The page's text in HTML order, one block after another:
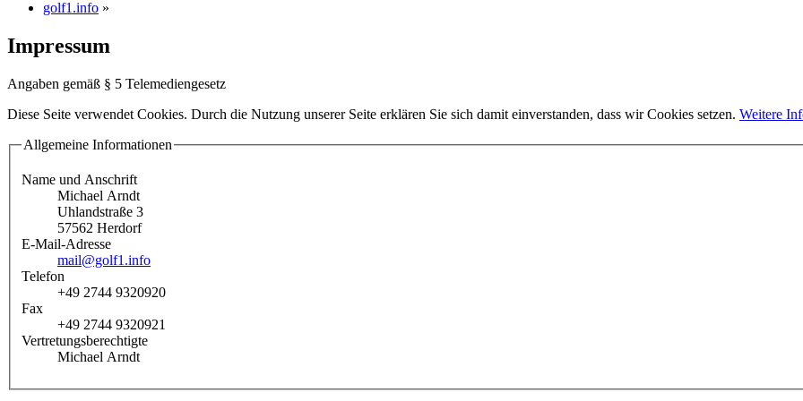
golf1.info »
Impressum
Angaben gemäß § 5 Telemediengesetz
Diese Seite verwendet Cookies. Durch die Nutzung unserer Seite erklären Sie sich damit einverstanden, dass wir Cookies setzen. Weitere
Allgemeine Informationen
Name und Anschrift
Michael Arndt
Uhlandstraße 3
57562 Herdorf
E-Mail-Adresse
mail@golf1.info
Telefon
+49 2744 9320920
Fax
+49 2744 9320921
Vertretungsberechtigte
Michael Arndt